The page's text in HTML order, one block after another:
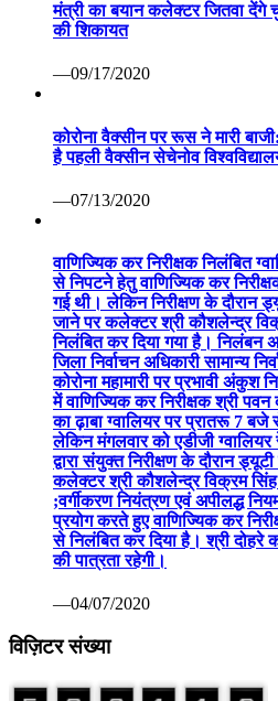
मंत्री का बयान कलेक्टर जितवा देंगे
की शिकायत
—09/17/2020
कोरोना वैक्सीन पर रूस ने मारी
है पहली वैक्सीन सेचेनोव
—07/13/2020
वाणिज्यिक कर निरीक्षक निलंबित
से निपटने हेतु वाणिज्यिक कर
गई थी। लेकिन निरीक्षण के दौरान
जाने पर कलेक्टर श्री कौशलेन्द्र
निलंबित कर दिया गया है। निलंबन
जिला निर्वाचन अधिकारी सामान्य
कोरोना महामारी पर प्रभावी
में वाणिज्यिक कर निरीक्षक श्री पवन
का ढ़ाबा ग्वालियर पर प्रातरू 7
लेकिन मंगलवार को एडीजी
द्वारा संयुक्त निरीक्षण के दौरान
कलेक्टर श्री कौशलेन्द्र विक्रम
;वर्गीकरण नियंत्रण एवं अपीलद्ध
प्रयोग करते हुए वाणिज्यिक कर
से निलंबित कर दिया है। श्री दोहरे
की पात्रता रहेगी।
—04/07/2020
विज़िटर संख्या